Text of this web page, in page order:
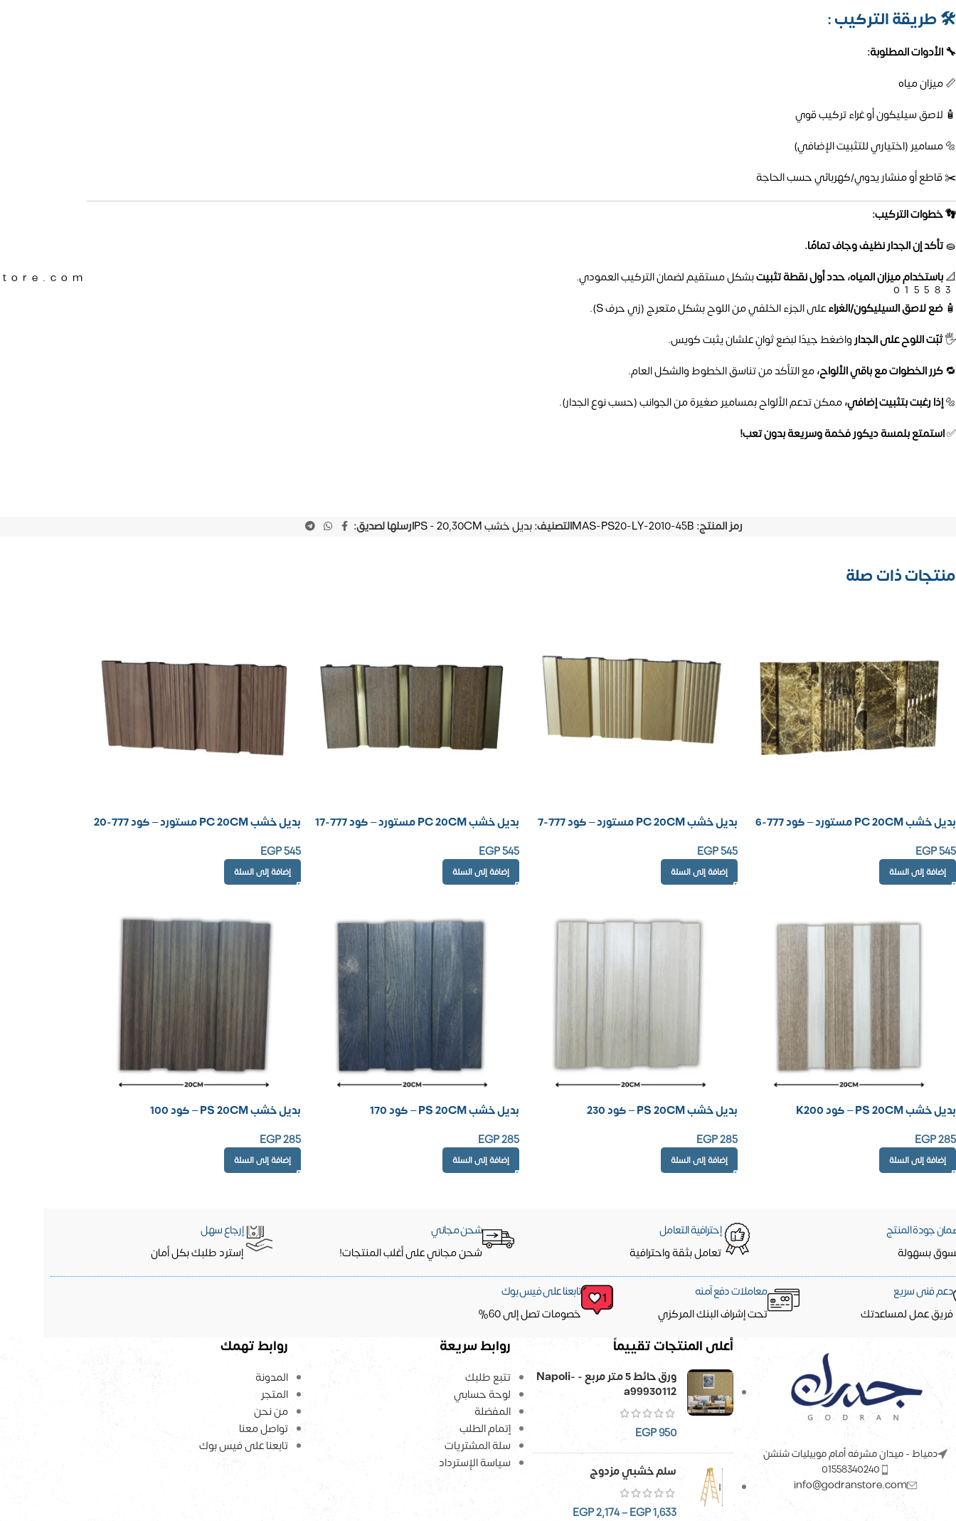
🛠️طريقة التركيب :
🔧 الأدوات المطلوبة:
📏 ميزان مياه
🧴 لاصق سيليكون أو غراء تركيب قوي
🔩 مسامير (اختياري للتثبيت الإضافي)
✂️ قاطع أو منشار يدوي/كهربائي حسب الحاجة
👣 خطوات التركيب:
🧽تأكد إن الجدار نظيف وجاف تمامًا.
📐باستخدام ميزان المياه، حدد أول نقطة تثبيتبشكل مستقيم لضمان التركيب العمودي.
🧴 ضع لاصق السيليكون/الغراءعلى الجزء الخلفي من اللوح بشكل متعرج (زي حرف S).
🖐️ثبّت اللوح على الجدارواضغط جيدًا لبضع ثوانٍ علشان يثبت كويس.
🔁كرر الخطوات مع باقي الألواح،مع التأكد من تناسق الخطوط والشكل العام.
🔩إذا رغبت بتثبيت إضافي،ممكن تدعم الألواح بمسامير صغيرة من الجوانب (حسب نوع الجدار).
✅استمتع بلمسة ديكور فخمة وسريعة بدون تعب!
رمز المنتج: MAS-PS20-LY-2010-45Bالتصنيف:بديل خشب PS - 20,30CM ارسلها لصديق:
منتجات ذات صلة
بديل خشب PC 20CM مستورد – كود 777-6
EGP545
إضافة إلى السلة
بديل خشب PC 20CM مستورد – كود 777-7
EGP545
إضافة إلى السلة
بديل خشب PC 20CM مستورد – كود 777-17
EGP545
إضافة إلى السلة
بديل خشب PC 20CM مستورد – كود 777-20
EGP545
إضافة إلى السلة
بديل خشب PS 20CM – كود K200
EGP285
إضافة إلى السلة
بديل خشب PS 20CM – كود 230
EGP285
إضافة إلى السلة
بديل خشب PS 20CM – كود 170
EGP285
إضافة إلى السلة
بديل خشب PS 20CM – كود 100
EGP285
إضافة إلى السلة
جودة المنتج
بسهولة
إحترافية التعامل
تعامل بثقة واحترافية
شحن مجاني
شحن مجاني على أغلب المنتجات!
إرجاع سهل
إسترد طلبك بكل أمان
دعم فنى سريع
فريق عمل لمساعدتك
معاملات دفع آمنه
تحت إشراف البنك المركزي
تابعنا على فيس بوك
خصومات تصل إلى 60%
دمياط - ميدان مشرفه أمام موبيليات شنشن
01558340240
info@godranstore.com
أعلى المنتجات تقييماً
ورق حائط 5 متر مربع - Napoli-
a99930112
EGP950
سلم خشبي مزدوج
EGP1,633
–
EGP2,174
روابط سريعة
تتبع طلبك
لوحة حسابي
المفضلة
إتمام الطلب
سلة المشتريات
سياسة الإسترداد
روابط تهمك
المدونة
المتجر
من نحن
تواصل معنا
تابعنا على فيس بوك